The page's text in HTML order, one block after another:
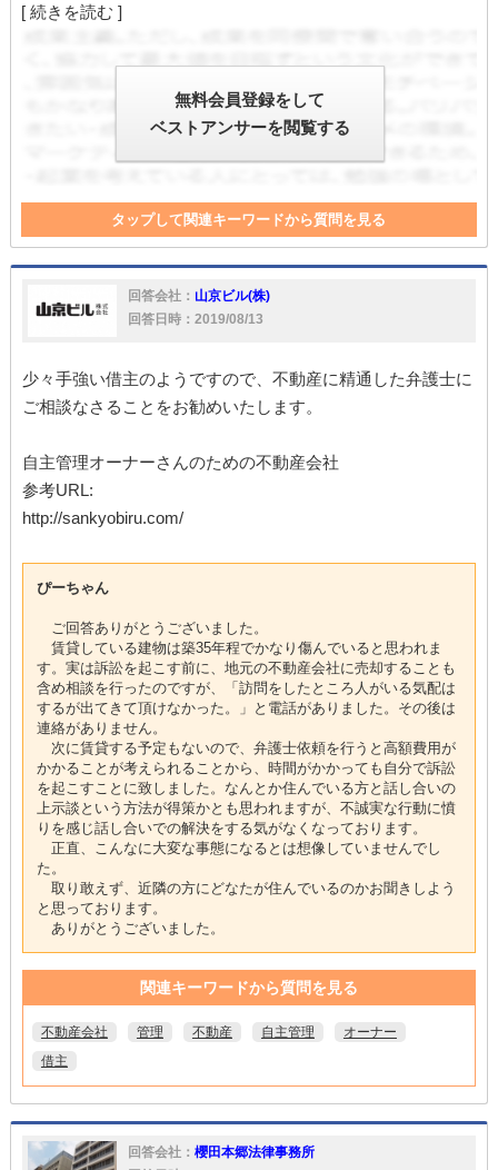
[ 続きを読む ]
無料会員登録をして
ベストアンサーを閲覧する
タップして関連キーワードから質問を見る
建物 契約書 貸主 対応 契約者
回答会社： 山京ビル(株)
回答日時：2019/08/13
少々手強い借主のようですので、不動産に精通した弁護士に
ご相談なさることをお勧めいたします。
自主管理オーナーさんのための不動産会社
参考URL:
http://sankyobiru.com/
ぴーちゃん
ご回答ありがとうございました。
賃貸している建物は築35年程でかなり傷んでいると思われま
す。実は訴訟を起こす前に、地元の不動産会社に売却することも
含め相談を行ったのですが、「訪問をしたところ人がいる気配は
するが出てきて頂けなかった。」と電話がありました。その後は
連絡がありません。
次に賃貸する予定もないので、弁護士依頼を行うと高額費用が
かかることが考えられることから、時間がかかっても自分で訴訟
を起こすことに致しました。なんとか住んでいる方と話し合いの
上示談という方法が得策かとも思われますが、不誠実な行動に憤
りを感じ話し合いでの解決をする気がなくなっております。
正直、こんなに大変な事態になるとは想像していませんでし
た。
取り敢えず、近隣の方にどなたが住んでいるのかお聞きしよう
と思っております。
ありがとうございました。
関連キーワードから質問を見る
不動産会社 管理 不動産 自主管理
オーナー
借主
回答会社： 櫻田本郷法律事務所